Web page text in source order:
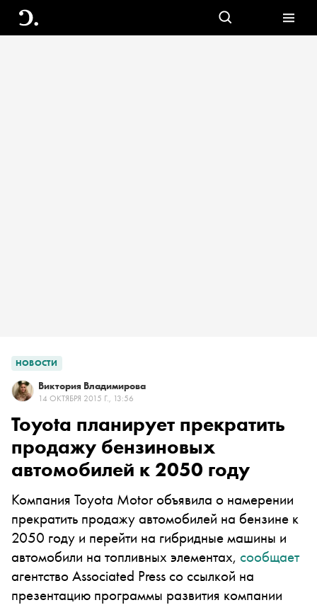
НОВОСТИ
Виктория Владимирова
14 ОКТЯБРЯ 2015 Г., 13:56
Toyota планирует прекратить
продажу бензиновых
автомобилей к 2050 году
Компания Toyota Motor объявила о намерении
прекратить продажу автомобилей на бензине к
2050 году и перейти на гибридные машины и
автомобили на топливных элементах, сообщает
агентство Associated Press со ссылкой на
презентацию программы развития компании